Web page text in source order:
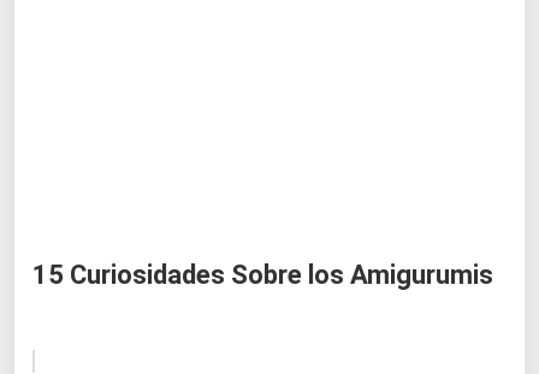
15 Curiosidades Sobre los Amigurumis